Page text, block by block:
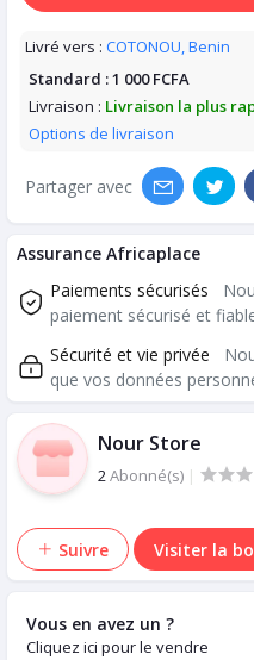
Livré vers : COTONOU, Benin
Standard :1 000 FCFA
Livraison : Livraison la plus
Options de livraison
Partager avec
Assurance Africaplace
Paiements sécurisés
paiement sécurisé et
Sécurité et vie privée
que vos données
Nour Store
2Abonné(s) |
Suivre Visiter la
Vous en avez un ?
Cliquez ici pour le vendre